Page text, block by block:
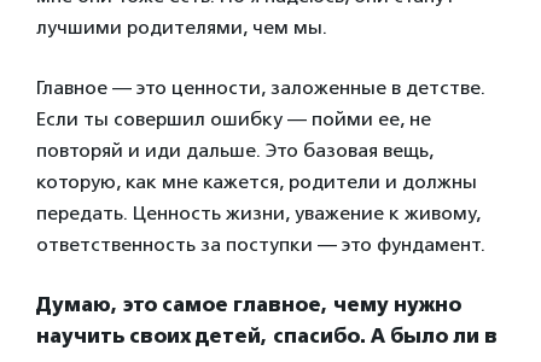
лучшими родителями, чем мы.
Главное — это ценности, заложенные в детстве.
Если ты совершил ошибку — пойми ее, не
повторяй и иди дальше. Это базовая вещь,
которую, как мне кажется, родители и должны
передать. Ценность жизни, уважение к живому,
ответственность за поступки — это фундамент.
Думаю, это самое главное, чему нужно
научить своих детей, спасибо. А было ли в